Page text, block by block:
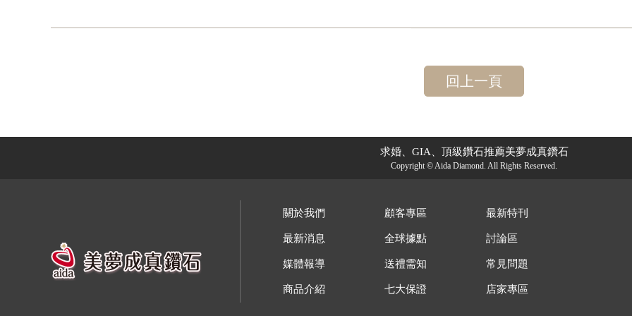
回上一頁
求婚、GIA、頂級鑽石推薦美夢成真鑽石
Copyright © Aida Diamond. All Rights Reserved.
關於我們
最新消息
媒體報導
商品介紹
顧客專區
全球據點
送禮需知
七大保證
最新特刊
討論區
常見問題
店家專區